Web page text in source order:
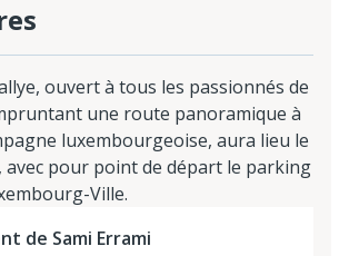
ouvert à tous les passionnés de
une route panoramique à
luxembourgeoise, aura lieu le
avec pour point de départ le parking
Ville.
de Sami Errami